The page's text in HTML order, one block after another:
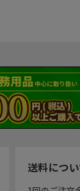
送料につ